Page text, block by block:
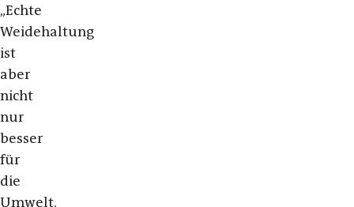
„Echte
Weidehaltung
ist
aber
nicht
nur
besser
für
die
Umwelt.